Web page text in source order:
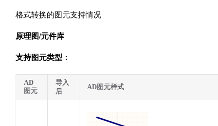
格式转换的图元支持情况
原理图/元件库
支持图元类型：
AD
图元
导入
后
AD图元样式